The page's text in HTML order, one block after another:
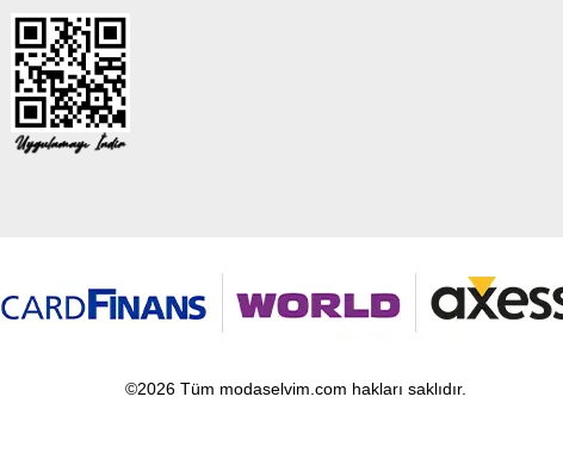
©2026 Tüm modaselvim.com hakları saklıdır.